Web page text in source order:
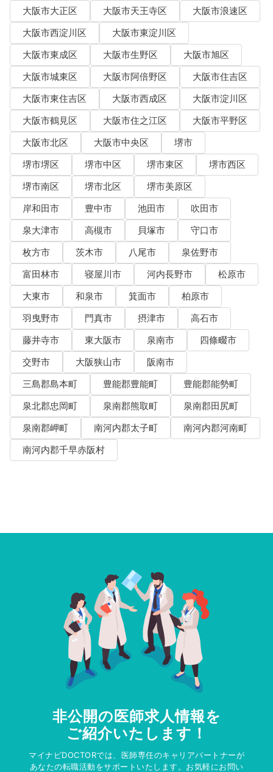
大阪市大正区
大阪市天王寺区
大阪市浪速区
大阪市西淀川区
大阪市東淀川区
大阪市東成区
大阪市生野区
大阪市旭区
大阪市城東区
大阪市阿倍野区
大阪市住吉区
大阪市東住吉区
大阪市西成区
大阪市淀川区
大阪市鶴見区
大阪市住之江区
大阪市平野区
大阪市北区
大阪市中央区
堺市
堺市堺区
堺市中区 堺市東区
堺市西区
堺市南区
堺市北区
堺市美原区
岸和田市
豊中市 池田市
吹田市
泉大津市
高槻市 貝塚市
守口市
枚方市
茨木市 八尾市
泉佐野市
富田林市
寝屋川市 河内長野市
松原市
大東市
和泉市 箕面市
柏原市
羽曳野市
門真市 摂津市
高石市
藤井寺市
東大阪市 泉南市
四條畷市
交野市
大阪狭山市
阪南市
三島郡島本町
豊能郡豊能町
豊能郡能勢町
泉北郡忠岡町
泉南郡熊取町
泉南郡田尻町
泉南郡岬町
南河内郡太子町
南河内郡河南町
南河内郡千早赤阪村
非公開の医師求人情報を
ご紹介いたします！
マイナビDOCTORでは、医師専任のキャリアパートナーが
あなたの転職活動をサポートいたします。お気軽にお問い